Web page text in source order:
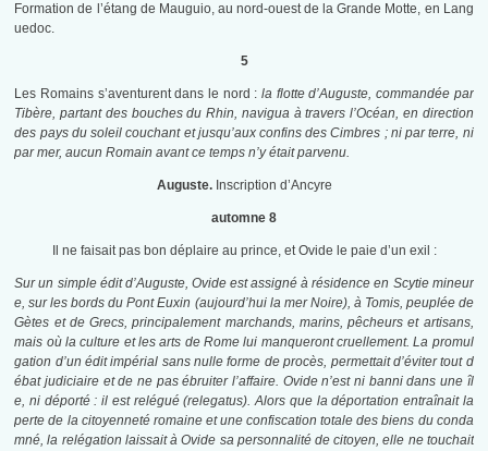
Formation de l’étang de Mauguio, au nord-ouest de la Grande Motte, en Lang
uedoc.
5
Les Romains s’aventurent dans le nord : la flotte d’Auguste, commandée par
Tibère, partant des bouches du Rhin, navigua à travers l’Océan, en direction
des pays du soleil couchant et jusqu’aux confins des Cimbres ; ni par terre, ni
par mer, aucun Romain avant ce temps n’y était parvenu.
Auguste. Inscription d’Ancyre
automne 8
Il ne faisait pas bon déplaire au prince, et Ovide le paie d’un exil :
Sur un simple édit d’Auguste, Ovide est assigné à résidence en Scytie mineur
e, sur les bords du Pont Euxin (aujourd’hui la mer Noire), à Tomis, peuplée de
Gètes et de Grecs, principalement marchands, marins, pêcheurs et artisans,
mais où la culture et les arts de Rome lui manqueront cruellement. La promul
gation d’un édit impérial sans nulle forme de procès, permettait d’éviter tout d
ébat judiciaire et de ne pas ébruiter l’affaire. Ovide n’est ni banni dans une îl
e, ni déporté : il est relégué (relegatus). Alors que la déportation entraînait la
perte de la citoyenneté romaine et une confiscation totale des biens du conda
mné, la relégation laissait à Ovide sa personnalité de citoyen, elle ne touchait